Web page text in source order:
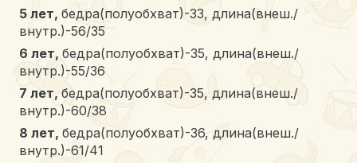
5 лет, бедра(полуобхват)-33, длина(внеш./
внутр.)-56/35
6 лет, бедра(полуобхват)-35, длина(внеш./
внутр.)-55/36
7 лет, бедра(полуобхват)-35, длина(внеш./
внутр.)-60/38
8 лет, бедра(полуобхват)-36, длина(внеш./
внутр.)-61/41